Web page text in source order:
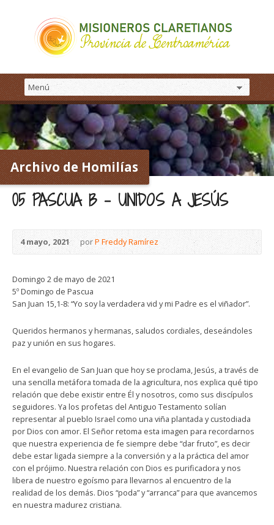
Archivo de Homilías
05 PASCUA B – UNIDOS A JESÚS
4 mayo, 2021 porP Freddy Ramírez
Domingo 2 de mayo de 2021
5º Domingo de Pascua
San Juan 15,1-8: “Yo soy la verdadera vid y mi Padre es el viñador”.
Queridos hermanos y hermanas, saludos cordiales, deseándoles
paz y unión en sus hogares.
En el evangelio de San Juan que hoy se proclama, Jesús, a través de
una sencilla metáfora tomada de la agricultura, nos explica qué tipo
relación que debe existir entre Él y nosotros, como sus discípulos
seguidores. Ya los profetas del Antiguo Testamento solían
representar al pueblo Israel como una viña plantada y custodiada
por Dios con amor. El Señor retoma esta imagen para recordarnos
que nuestra experiencia de fe siempre debe “dar fruto”, es decir
debe estar ligada siempre a la conversión y a la práctica del amor
con el prójimo. Nuestra relación con Dios es purificadora y nos
libera de nuestro egoísmo para llevarnos al encuentro de la
realidad de los demás. Dios “poda” y “arranca” para que avancemos
en nuestra madurez cristiana.